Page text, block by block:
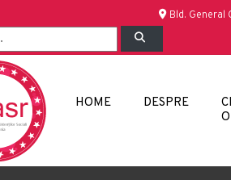
Bld. General
HOME DESPRE